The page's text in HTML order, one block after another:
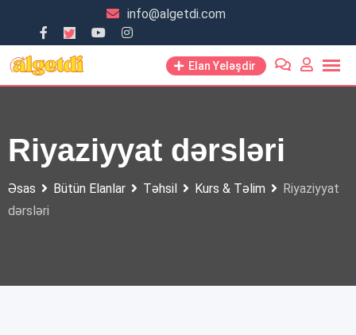
content
info@algetdi.com
Elan Yeləşdir
Riyaziyyat dərsləri
Əsas Bütün Elanlar Təhsil Kurs & Təlim
Riyaziyyat
dərsləri